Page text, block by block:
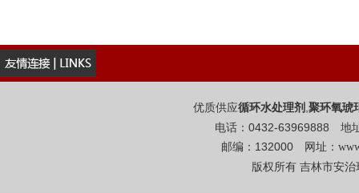
优质供应循环水处理剂 ,聚环氧琥
电话：0432-63969888 地
邮编：132000 网址：
版权所有 吉林市安